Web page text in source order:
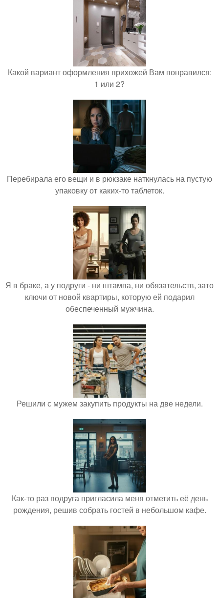
Какой вариант оформления прихожей Вам понравился:
1 или 2?
Перебирала его вещи и в рюкзаке наткнулась на пустую
упаковку от каких-то таблеток.
Я в браке, а у подруги - ни штампа, ни обязательств, зато
ключи от новой квартиры, которую ей подарил
обеспеченный мужчина.
Решили с мужем закупить продукты на две недели.
Как-то раз подруга пригласила меня отметить её день
рождения, решив собрать гостей в небольшом кафе.